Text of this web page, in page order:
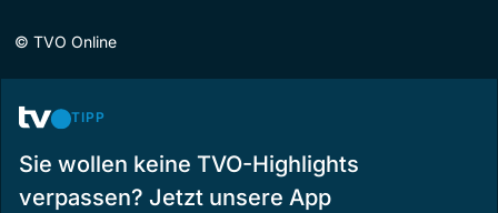
© TVO Online
TIPP
Sie wollen keine TVO-Highlights
verpassen? Jetzt unsere App